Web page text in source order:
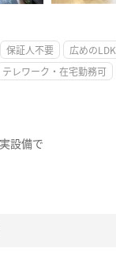
保証人不要
広めのLDK
テレワーク・在宅勤務可
設備で